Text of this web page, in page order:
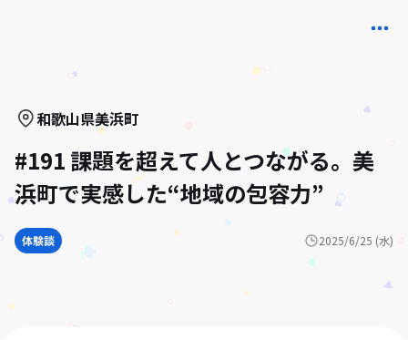
和歌山県美浜町
#191 課題を超えて人とつながる。美
浜町で実感した“地域の包容力”
体験談 2025/6/25 (水)